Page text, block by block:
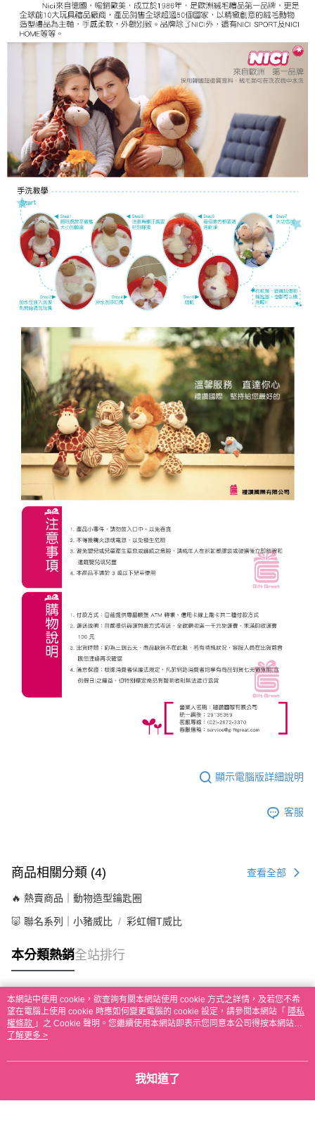
顯示電腦版詳細說明
客服
商品相關分類 (4) 查看全部
🔥 熱賣商品｜動物造型鑰匙圈
🐷 聯名系列｜小豬威比 彩虹帽T威比
本分類熱銷全站排行
熱門標籤
本網站中使用 cookie，欲查詢有關本網站使用 cookie 方式之詳情，及若您不希
望在電腦上使用 cookie 時應如何變更電腦的 cookie 設定，請參閱本網站「 隱私
權條款 」之 Cookie 聲明。您繼續使用本網站即表示您同意本公司得按本網站使
用條款之 Cookie 聲明使用 cookie。
了解更多 >
我知道了